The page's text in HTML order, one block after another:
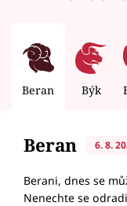
Beran Býk
Beran 6. 8.
Berani, dnes se
Nenechte se